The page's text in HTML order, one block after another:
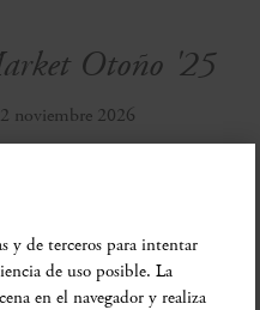
Otoño '25
noviembre 2026
diciembre 2026
y de terceros para intentar
de uso posible. La
en el navegador y realiza